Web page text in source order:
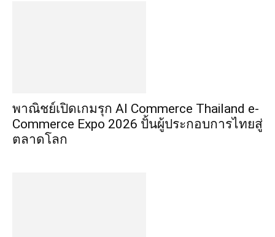
พาณิชย์เปิดเกมรุก AI Commerce Thailand e-
Commerce Expo 2026 ปั้นผู้ประกอบการไทยสู่
ตลาดโลก